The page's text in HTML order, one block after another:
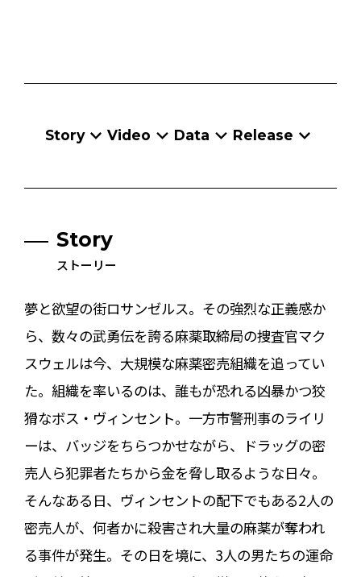
Story Video Data Release
Story
ストーリー
夢と欲望の街ロサンゼルス。その強烈な正義感か
ら、数々の武勇伝を誇る麻薬取締局の捜査官マク
スウェルは今、大規模な麻薬密売組織を追ってい
た。組織を率いるのは、誰もが恐れる凶暴かつ狡
猾なボス・ヴィンセント。一方市警刑事のライリ
ーは、バッジをちらつかせながら、ドラッグの密
売人ら犯罪者たちから金を脅し取るような日々。
そんなある日、ヴィンセントの配下でもある2人の
密売人が、何者かに殺害され大量の麻薬が奪われ
る事件が発生。その日を境に、3人の男たちの運命